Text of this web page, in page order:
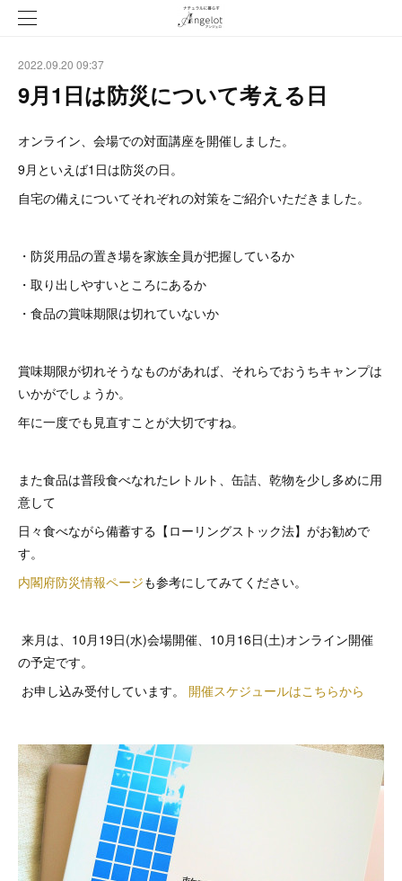
2022.09.20 09:37
9月1日は防災について考える日
オンライン、会場での対面講座を開催しました。
9月といえば1日は防災の日。
自宅の備えについてそれぞれの対策をご紹介いただきました。
・防災用品の置き場を家族全員が把握しているか
・取り出しやすいところにあるか
・食品の賞味期限は切れていないか
賞味期限が切れそうなものがあれば、それらでおうちキャンプは
いかがでしょうか。
年に一度でも見直すことが大切ですね。
また食品は普段食べなれたレトルト、缶詰、乾物を少し多めに用
意して
日々食べながら備蓄する【ローリングストック法】がお勧めで
す。
内閣府防災情報ページも参考にしてみてください。
来月は、10月19日(水)会場開催、10月16日(土)オンライン開催
の予定です。
お申し込み受付しています。
開催スケジュールはこちらから